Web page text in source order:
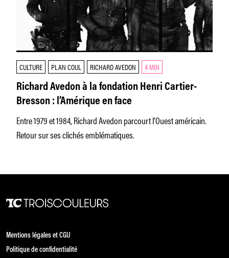
CULTURE PLAN COUL RICHARD AVEDON 4 MIN
Richard Avedon à la fondation Henri Cartier-
Bresson : l’Amérique en face
Entre 1979 et 1984, Richard Avedon parcourt l’Ouest américain.
Retour sur ses clichés emblématiques.
Mentions légales et CGU
Politique de confidentialité